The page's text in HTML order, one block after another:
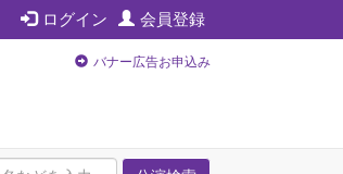
ログイン 会員登録
バナー広告お申込み